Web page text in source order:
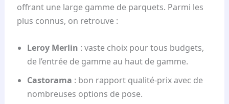
offrant une large gamme de parquets. Parmi les
plus connus, on retrouve :
Leroy Merlin : vaste choix pour tous budgets,
de l’entrée de gamme au haut de gamme.
Castorama : bon rapport qualité-prix avec de
nombreuses options de pose.